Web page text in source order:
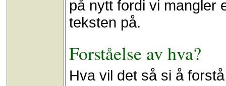
på nytt fordi vi mangler
teksten på.
Forståelse av hva?
Hva vil det så si å